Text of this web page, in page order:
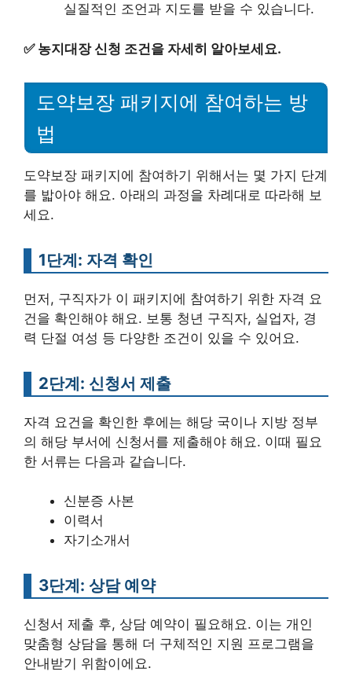
실질적인 조언과 지도를 받을 수 있습니다.
✅ 농지대장 신청 조건을 자세히 알아보세요.
도약보장 패키지에 참여하는 방
법
도약보장 패키지에 참여하기 위해서는 몇 가지 단계
를 밟아야 해요. 아래의 과정을 차례대로 따라해 보
세요.
1단계: 자격 확인
먼저, 구직자가 이 패키지에 참여하기 위한 자격 요
건을 확인해야 해요. 보통 청년 구직자, 실업자, 경
력 단절 여성 등 다양한 조건이 있을 수 있어요.
2단계: 신청서 제출
자격 요건을 확인한 후에는 해당 국이나 지방 정부
의 해당 부서에 신청서를 제출해야 해요. 이때 필요
한 서류는 다음과 같습니다.
신분증 사본
이력서
자기소개서
3단계: 상담 예약
신청서 제출 후, 상담 예약이 필요해요. 이는 개인
맞춤형 상담을 통해 더 구체적인 지원 프로그램을
안내받기 위함이에요.